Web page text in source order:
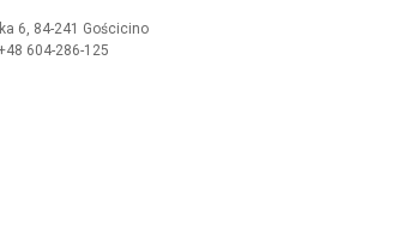
6, 84-241 Gościcino
604-286-125